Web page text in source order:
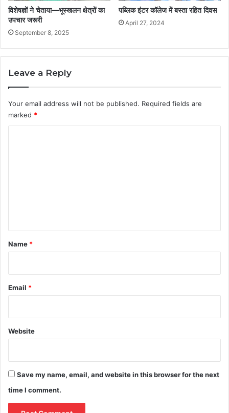
विशेषज्ञों ने चेताया—भूस्खलन क्षेत्रों का
उपचार जरूरी
September 8, 2025
पब्लिक इंटर कॉलेज में बस्ता रहित दिवस
April 27, 2024
Leave a Reply
Your email address will not be published. Required fields are
marked *
*
Name *
Email *
Website
Save my name, email, and website in this browser for the next
time I comment.